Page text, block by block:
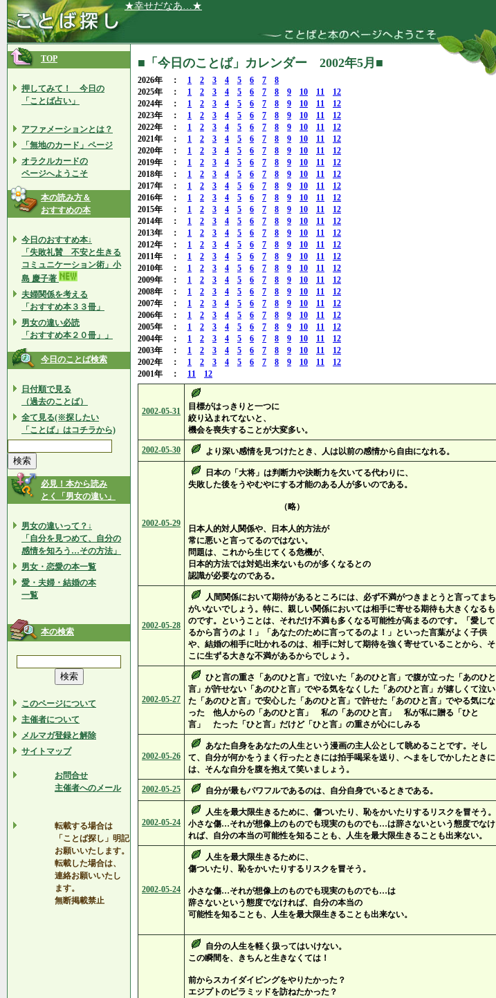
★幸せだなあ…★
TOP
押してみて！ 今日の
「ことば占い」
アファメーションとは？
「無地のカード」ページ
オラクルカードの
ページへようこそ
本の読み方＆
おすすめの本
今日のおすすめ本↓
「失敗礼賛 不安と生きる
コミュニケーション術」小
島 慶子著
夫婦関係を考える
「おすすめ本３３冊」
男女の違い必読
「おすすめ本２０冊」」
今日のことば検索
日付順で見る
（過去のことば）
全て見る(※探したい
「ことば」はコチラから)
必見！本から読み
とく「男女の違い」
男女の違いって？↓
「自分を見つめて、自分の
感情を知ろう…その方法」
男女・恋愛の本一覧
愛・夫婦・結婚の本
一覧
本の検索
このページについて
主催者について
メルマガ登録と解除
サイトマップ
お問合せ
主催者へのメール
転載する場合は
「ことば探し」明記
お願いいたします。
転載した場合は、
連絡お願いいたし
ます。
無断掲載禁止
■「今日のことば」カレンダー 2002年5月■
2026年 ： 1 2 3 4 5 6 7
8
2025年 ： 1 2 3 4 5 6 7 8 9 10 11
12
2024年 ： 1 2 3 4 5 6 7 8 9 10 11
12
2023年 ： 1 2 3 4 5 6 7 8 9 10 11
12
2022年 ： 1 2 3 4 5 6 7 8 9 10 11
12
2021年 ： 1 2 3 4 5 6 7 8 9 10 11
12
2020年 ： 1 2 3 4 5 6 7 8 9 10 11
12
2019年 ： 1 2 3 4 5 6 7 8 9 10 11
12
2018年 ： 1 2 3 4 5 6 7 8 9 10 11
12
2017年 ： 1 2 3 4 5 6 7 8 9 10 11
12
2016年 ： 1 2 3 4 5 6 7 8 9 10 11
12
2015年 ： 1 2 3 4 5 6 7 8 9 10 11
12
2014年 ： 1 2 3 4 5 6 7 8 9 10 11
12
2013年 ： 1 2 3 4 5 6 7 8 9 10 11
12
2012年 ： 1 2 3 4 5 6 7 8 9 10 11
12
2011年 ： 1 2 3 4 5 6 7 8 9 10 11
12
2010年 ： 1 2 3 4 5 6 7 8 9 10 11
12
2009年 ： 1 2 3 4 5 6 7 8 9 10 11
12
2008年 ： 1 2 3 4 5 6 7 8 9 10 11
12
2007年 ： 1 2 3 4 5 6 7 8 9 10 11
12
2006年 ： 1 2 3 4 5 6 7 8 9 10 11
12
2005年 ： 1 2 3 4 5 6 7 8 9 10 11
12
2004年 ： 1 2 3 4 5 6 7 8 9 10 11
12
2003年 ： 1 2 3 4 5 6 7 8 9 10 11
12
2002年 ： 1 2 3 4 5 6 7 8 9 10 11
12
2001年 ： 11 12
2002-05-31
目標がはっきりと一つに
絞り込まれてないと、
機会を喪失することが大変多い。
2002-05-30 より深い感情を見つけたとき、人は以前の感情から自由になれる。
2002-05-29
日本の「大将」は判断力や決断力を欠いてる代わりに、
失敗した後をうやむやにする才能のある人が多いのである。
（略）
日本人的対人関係や、日本人的方法が
常に悪いと言ってるのではない。
問題は、これから生じてくる危機が、
日本的方法では対処出来ないものが多くなるとの
認識が必要なのである。
2002-05-28
人間関係において期待があるところには、必ず不満がつきまとうと言ってまち
がいないでしょう。特に、親しい関係においては相手に寄せる期待も大きくなるも
のです。ということは、それだけ不満も多くなる可能性が高まるのです。「愛して
るから言うのよ！」「あなたのために言ってるのよ！」といった言葉がよく子供
や、結婚の相手に吐かれるのは、相手に対して期待を強く寄せていることから、そ
こに生ずる大きな不満があるからでしょう。
2002-05-27
ひと言の重さ「あのひと言」で泣いた「あのひと言」で腹が立った「あのひと
言」が許せない「あのひと言」でやる気をなくした「あのひと言」が嬉しくて泣い
た「あのひと言」で安心した「あのひと言」で許せた「あのひと言」でやる気にな
った 他人からの「あのひと言」 私の「あのひと言」 私が私に贈る「ひと
言」 たった「ひと言」だけど「ひと言」の重さが心にしみる
2002-05-26
あなた自身をあなたの人生という漫画の主人公として眺めることです。そし
て、自分が何かをうまく行ったときには拍手喝采を送り、へまをしでかしたときに
は、そんな自分を腹を抱えて笑いましょう。
2002-05-25 自分が最もパワフルであるのは、自分自身でいるときである。
2002-05-24
人生を最大限生きるために、傷ついたり、恥をかいたりするリスクを冒そう。
小さな傷…それが想像上のものでも現実のものでも…は辞さないという態度でなけ
れば、自分の本当の可能性を知ることも、人生を最大限生きることも出来ない。
2002-05-24
人生を最大限生きるために、
傷ついたり、恥をかいたりするリスクを冒そう。
小さな傷…それが想像上のものでも現実のものでも…は
辞さないという態度でなければ、自分の本当の
可能性を知ることも、人生を最大限生きることも出来ない。
自分の人生を軽く扱ってはいけない。
この瞬間を、きちんと生きなくては！
前からスカイダイビングをやりたかった？
エジプトのピラミッドを訪ねたかった？